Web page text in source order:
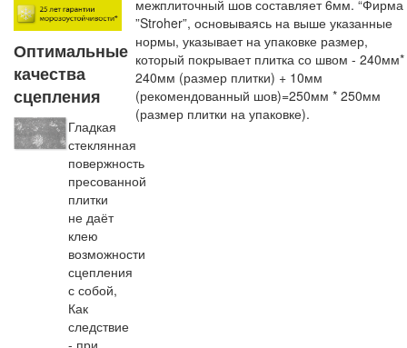
Оптимальные
качества
сцепления
Гладкая
стеклянная
повержность
пресованной
плитки
не даёт
клею
возможности
сцепления
с собой,
Как
следствие
- при
межплиточный шов составляет 6мм. “Фирма
”Stroher”, основываясь на выше указанные
нормы, указывает на упаковке размер,
который покрывает плитка со швом - 240мм*
240мм (размер плитки) + 10мм
(рекомендованный шов)=250мм * 250мм
(размер плитки на упаковке).